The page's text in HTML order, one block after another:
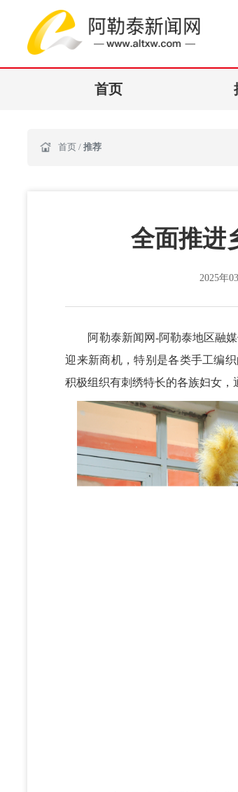
首页
首页 / 推荐
全面推进
2025年
阿勒泰新闻网-阿勒泰地区融媒
迎来新商机，特别是各类手工编
积极组织有刺绣特长的各族妇女，